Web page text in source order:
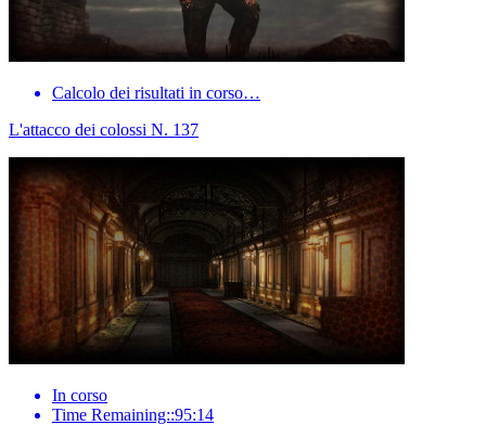
Calcolo dei risultati in corso…
L'attacco dei colossi N. 137
In corso
Time Remaining::95:14